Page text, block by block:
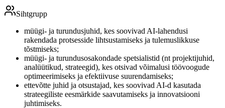
Sihtgrupp
müügi- ja turundusjuhid, kes soovivad AI-lahendusi
rakendada protsesside lihtsustamiseks ja tulemuslikkuse
tõstmiseks;
müügi- ja turundusosakondade spetsialistid (nt projektijuhid,
analüütikud, strateegid), kes otsivad võimalusi töövoogude
optimeerimiseks ja efektiivuse suurendamiseks;
ettevõtte juhid ja otsustajad, kes soovivad AI-d kasutada
strateegiliste eesmärkide saavutamiseks ja innovatsiooni
juhtimiseks.